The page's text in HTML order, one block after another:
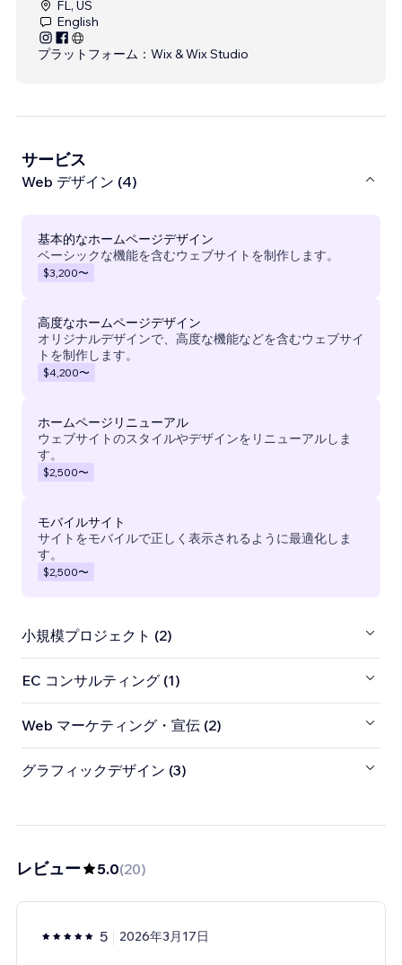
FL, US
English
プラットフォーム： Wix & Wix Studio
サービス
Web デザイン (4)
基本的なホームページデザイン
ベーシックな機能を含むウェブサイトを制作します。
$3,200〜
高度なホームページデザイン
オリジナルデザインで、高度な機能などを含むウェブサイ
トを制作します。
$4,200〜
ホームページリニューアル
ウェブサイトのスタイルやデザインをリニューアルしま
す。
$2,500〜
モバイルサイト
サイトをモバイルで正しく表示されるように最適化しま
す。
$2,500〜
小規模プロジェクト (2)
EC コンサルティング (1)
Web マーケティング・宣伝 (2)
グラフィックデザイン (3)
レビュー 5.0(20)
5 2026年3月17日